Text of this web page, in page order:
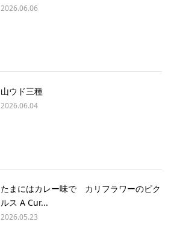
2026.06.06
山ウド三種
2026.06.04
たまにはカレー味で カリフラワーのピク
ルス A Cur...
2026.05.23